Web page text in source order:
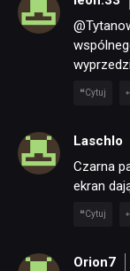
Cytuj
Laschlo
Czarna
ekran
Cytuj
Orion7